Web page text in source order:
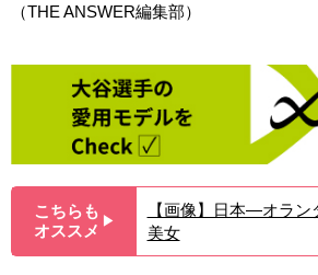
（THE ANSWER編集部）
こちらも
オススメ ▶︎
【画像】日本―オラン
美女